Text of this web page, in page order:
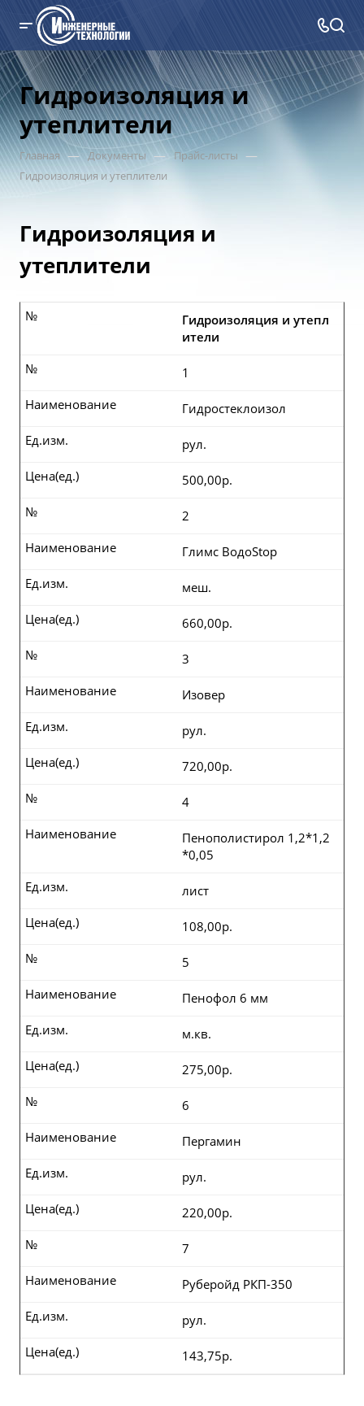
Гидроизоляция и
утеплители
Главная — Документы — Прайс-листы —
Гидроизоляция и утеплители
Гидроизоляция и
утеплители
Гидроизоляция и утепл
ители
№
1
№
Гидростеклоизол
Наименование
рул.
Ед.изм.
500,00р.
Цена(ед.)
2
№
Глимс ВодоStop
Наименование
меш.
Ед.изм.
660,00р.
Цена(ед.)
3
№
Изовер
Наименование
рул.
Ед.изм.
720,00р.
Цена(ед.)
4
№
Пенополистирол 1,2*1,2
*0,05
Наименование
лист
Ед.изм.
108,00р.
Цена(ед.)
5
№
Пенофол 6 мм
Наименование
м.кв.
Ед.изм.
275,00р.
Цена(ед.)
6
№
Пергамин
Наименование
рул.
Ед.изм.
220,00р.
Цена(ед.)
7
№
Руберойд РКП-350
Наименование
рул.
Ед.изм.
143,75р.
Цена(ед.)